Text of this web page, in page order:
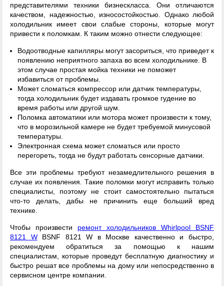
представителями техники бизнескласса. Они отличаются
качеством, надежностью, износостойкостью. Однако любой
холодильник имеет свои слабые стороны, которые могут
привести к поломкам. К таким можно отнести следующее:
Водоотводные капилляры могут засориться, что приведет к
появлению неприятного запаха во всем холодильнике. В
этом случае простая мойка техники не поможет
избавиться от проблемы.
Может сломаться компрессор или датчик температуры,
тогда холодильник будет издавать громкое гудение во
время работы или другой шум.
Поломка автоматики или мотора может произвести к тому,
что в морозильной камере не будет требуемой минусовой
температуры.
Электронная схема может сломаться или просто
перегореть, тогда не будут работать сенсорные датчики.
Все эти проблемы требуют незамедлительного решения в
случае их появления. Такие поломки могут исправить только
специалисты, поэтому не стоит самостоятельно пытаться
что-то делать, дабы не причинить еще больший вред
технике.
Чтобы произвести ремонт холодильников Whirlpool BSNF
8121 WBSNF 8121 W в Москве качественно и быстро,
рекомендуем обратиться за помощью к нашим
специалистам, которые проведут бесплатную диагностику и
быстро решат все проблемы на дому или непосредственно в
сервисном центре компании.